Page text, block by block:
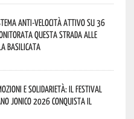
anti-velocità attivo su 36
questa strada alle
Basilicata
e solidarietà: il Festival
Jonico 2026 conquista il